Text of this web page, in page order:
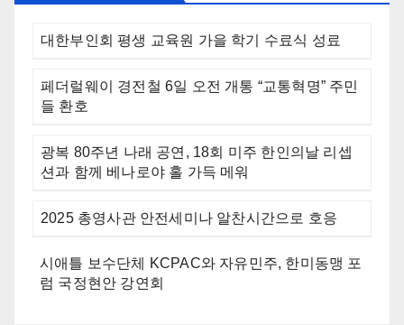
대한부인회 평생 교육원 가을 학기 수료식 성료
페더럴웨이 경전철 6일 오전 개통 “교통혁명” 주민
들 환호
광복 80주년 나래 공연, 18회 미주 한인의날 리셉
션과 함께 베나로야 홀 가득 메워
2025 총영사관 안전세미나 알찬시간으로 호응
시애틀 보수단체 KCPAC와 자유민주, 한미동맹 포
럼 국정현안 강연회